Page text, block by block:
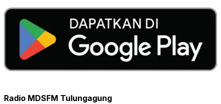
Radio MDSFM Tulungagung